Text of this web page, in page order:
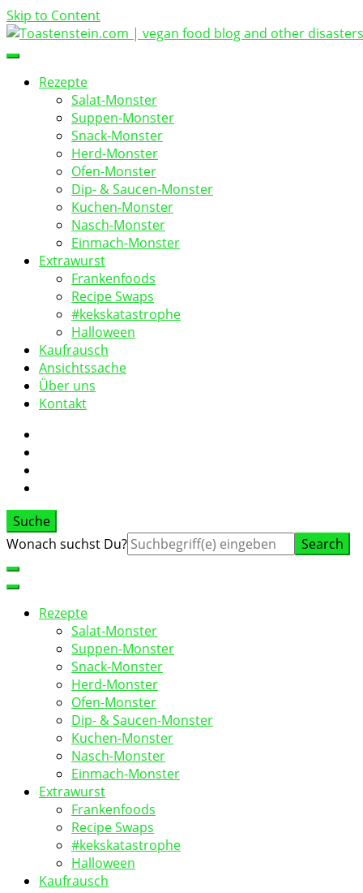
Skip to Content
Toastenstein.com
vegan food blog
Rezepte
Salat-Monster
Suppen-Monster
Snack-Monster
Herd-Monster
Ofen-Monster
Dip- & Saucen-Monster
Kuchen-Monster
Nasch-Monster
Einmach-Monster
Extrawurst
Frankenfoods
Recipe Swaps
#kekskatastrophe
Halloween
Kaufrausch
Ansichtssache
Über uns
Kontakt
Suche
Suche
Wonach suchst Du?
Rezepte
Salat-Monster
Suppen-Monster
Snack-Monster
Herd-Monster
Ofen-Monster
Dip- & Saucen-Monster
Kuchen-Monster
Nasch-Monster
Einmach-Monster
Extrawurst
Frankenfoods
Recipe Swaps
#kekskatastrophe
Halloween
Kaufrausch